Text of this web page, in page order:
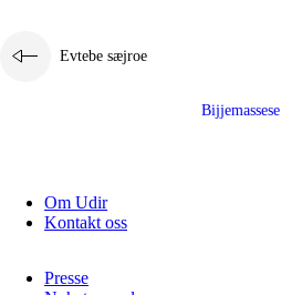
Evtebe sæjroe
Bijjemassese
Om Udir
Kontakt oss
Presse